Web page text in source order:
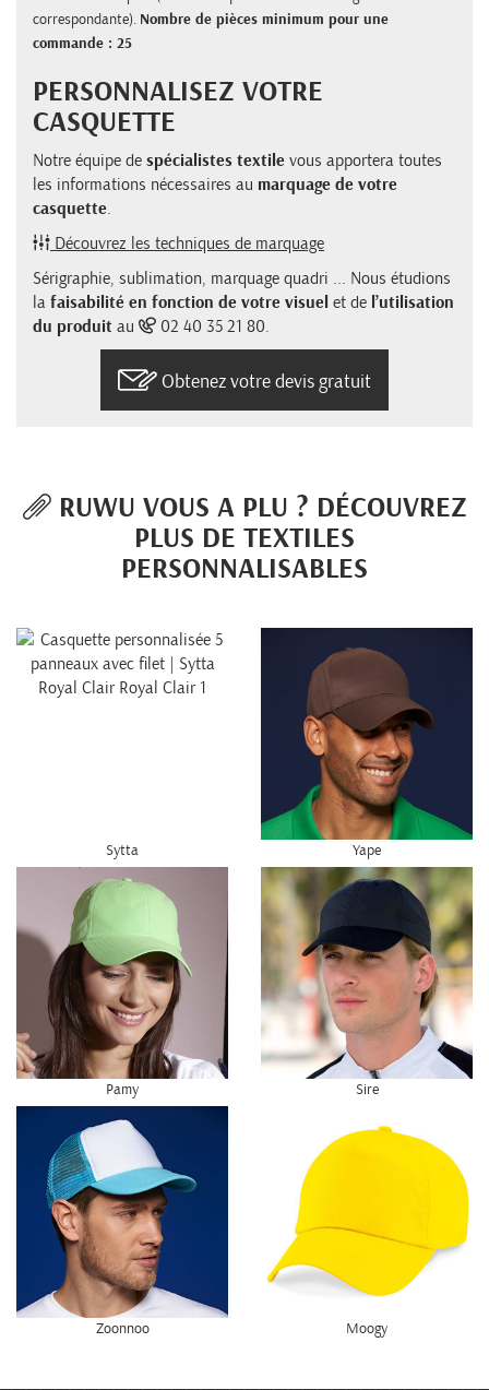
correspondante). Nombre de pièces minimum pour une
commande : 25
PERSONNALISEZ VOTRE
CASQUETTE
Notre équipe de spécialistes textile vous apportera toutes
les informations nécessaires au marquage de votre
casquette
Découvrez les techniques de marquage
Sérigraphie, sublimation, marquage quadri ... Nous étudions
la faisabilité en fonction de votre visuel et de l’utilisation
du produit au 02 40 35 21 80.
Obtenez votre devis gratuit
RUWU VOUS A PLU ? DÉCOUVREZ
PLUS DE TEXTILES
PERSONNALISABLES
Sytta Yape
Pamy Sire
Zoonnoo Moogy